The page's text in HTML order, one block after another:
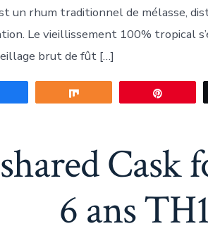
un rhum traditionnel de mélasse,
Le vieillissement 100% tropical
brut de fût […]
Cask
6 ans